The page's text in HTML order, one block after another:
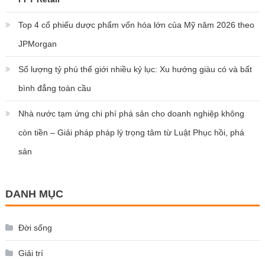
Top 4 cổ phiếu dược phẩm vốn hóa lớn của Mỹ năm 2026 theo
JPMorgan
Số lượng tỷ phú thế giới nhiều kỷ lục: Xu hướng giàu có và bất
bình đẳng toàn cầu
Nhà nước tạm ứng chi phí phá sản cho doanh nghiệp không
còn tiền – Giải pháp pháp lý trọng tâm từ Luật Phục hồi, phá
sản
DANH MỤC
Đời sống
Giải trí